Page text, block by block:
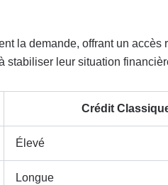
la demande, offrant un
stabiliser leur situation
Crédit
Élevé
Longue